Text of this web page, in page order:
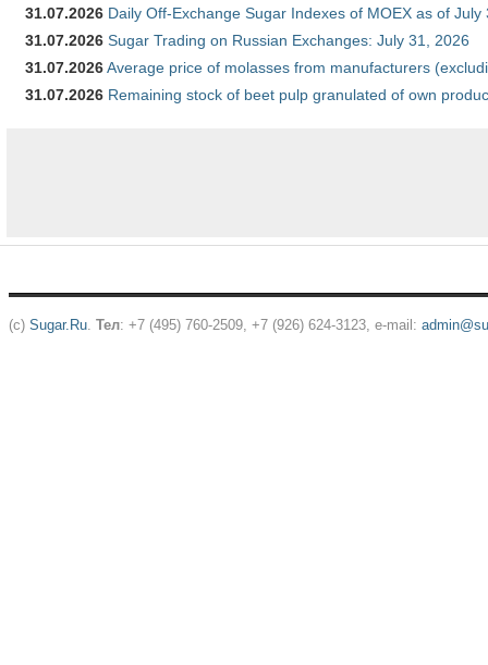
31.07.2026 Daily Off-Exchange Sugar Indexes of MOEX as of July
31.07.2026 Sugar Trading on Russian Exchanges: July 31, 2026
31.07.2026Average price of molasses from manufacturers
31.07.2026 Remaining stock of beet pulp granulated of own
(c) Sugar.Ru. Тел: +7 (495) 760-2509, +7 (926) 624-3123, e-mail: